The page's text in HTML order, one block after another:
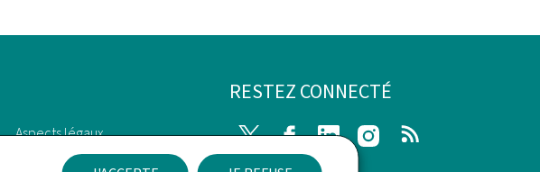
Aspects légaux
RESTEZ CONNECTÉ
TwitterFacebookLinkedIn Instagram